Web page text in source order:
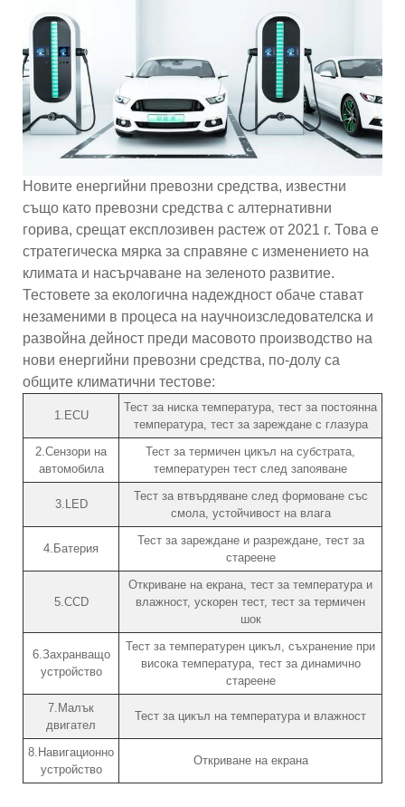
Новите енергийни превозни средства, известни
също като превозни средства с алтернативни
горива, срещат експлозивен растеж от 2021 г. Това е
стратегическа мярка за справяне с изменението на
климата и насърчаване на зеленото развитие.
Тестовете за екологична надеждност обаче стават
незаменими в процеса на научноизследователска и
развойна дейност преди масовото производство на
нови енергийни превозни средства, по-долу са
общите климатични тестове:
1.ECU
Тест за ниска температура, тест за постоянна
температура, тест за зареждане с глазура
2.Сензори на
автомобила
Тест за термичен цикъл на субстрата,
температурен тест след запояване
3.LED
Тест за втвърдяване след формоване със
смола, устойчивост на влага
4.Батерия
Тест за зареждане и разреждане, тест за
стареене
5.CCD
Откриване на екрана, тест за температура и
влажност, ускорен тест, тест за термичен
шок
6.Захранващо
устройство
Тест за температурен цикъл, съхранение при
висока температура, тест за динамично
стареене
7.Малък
двигател
Тест за цикъл на температура и влажност
8.Навигационно
устройство
Откриване на екрана